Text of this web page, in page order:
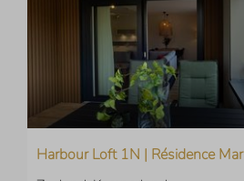
Harbour Loft 1N | Résidence